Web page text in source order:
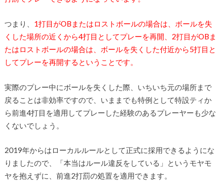
つまり、 1打目がOBまたはロストボールの場合は、ボールを失
くした場所の近くから4打目としてプレーを再開、2打目がOBま
たはロストボールの場合は、ボールを失くした付近から5打目と
してプレーを再開するということです。
実際のプレー中にボールを失くした際、いちいち元の場所まで
戻ることは非効率ですので、いままでも特例として特設ティか
ら前進4打目を適用してプレーした経験のあるプレーヤーも少な
くないでしょう。
2019年からはローカルルールとして正式に採用できるようにな
りましたので、「本当はルール違反をしている」というモヤモ
ヤを抱えずに、前進2打罰の処置を適用できます。